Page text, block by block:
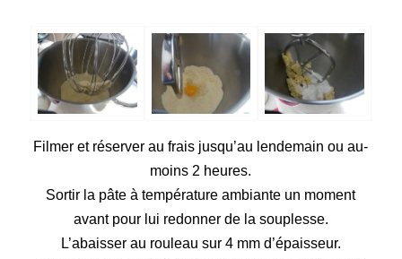
Filmer et réserver au frais jusqu’au lendemain ou au-
moins 2 heures.
Sortir la pâte à température ambiante un moment
avant pour lui redonner de la souplesse.
L’abaisser au rouleau sur 4 mm d’épaisseur.